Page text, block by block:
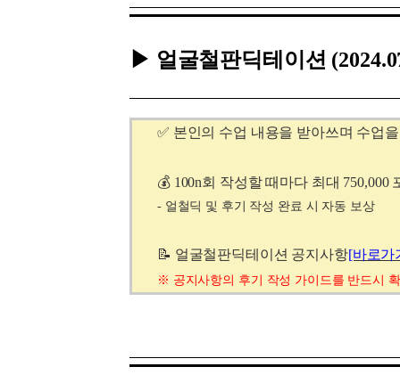
▶ 얼굴철판딕테이션
✅ 본인의 수업 내용을 받아쓰며 수업
💰 100n회 작성할 때마다 최대
- 얼철딕 및 후기 작성 완료 시 자동 보상
📝 얼굴철판딕테이션 공지사항[바로가
※ 공지사항의 후기 작성 가이드를 반드시